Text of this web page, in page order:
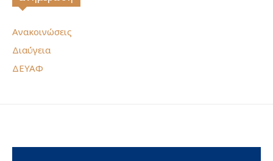
Ανακοινώσεις
Διαύγεια
ΔΕΥΑΦ